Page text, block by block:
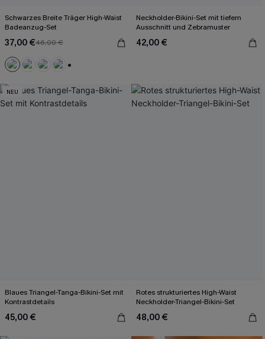
Schwarzes Breite Träger High-Waist
Badeanzug-Set
37,00 €46,00 €
Neckholder-Bikini-Set mit tiefem
Ausschnitt und Zebramuster
42,00 €
NEU
Blaues Triangel-Tanga-Bikini-Set mit
Kontrastdetails
45,00 €
Rotes strukturiertes High-Waist
Neckholder-Triangel-Bikini-Set
48,00 €